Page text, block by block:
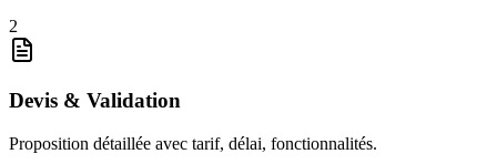
2
Devis & Validation
Proposition détaillée avec tarif, délai, fonctionnalités.